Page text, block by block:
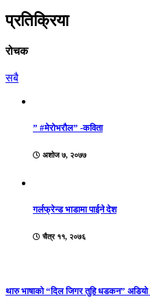
Share
प्रतिक्रिया
रोचक
सबै
” #मेरोभरौल” -कविता
अशोज ७, २०७७
गर्लफ्रेन्ड भाडामा पाईने देश
चैत्र ११, २०७६
थारु भाषाको “दिल जिगर तुहि धडकन”